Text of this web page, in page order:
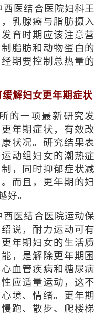
西医结合医院妇科王
乳腺癌与脂肪摄入
育时期应该注意营
脂肪和动物蛋白的
期要控制总热量的
解妇女更年期症状
的一项最新研究发
年期症状，有效改
状况。研究结果表
动组妇女的潮热症
，同时抑郁症状减
而且，更年期的妇
好。
西医结合医院运动保
说，耐力运动可有
年期妇女的生活质
，是解除更年期困
血管疾病和糖尿病
应适量运动，这不
境、情绪。更年期
跑、散步、爬楼梯